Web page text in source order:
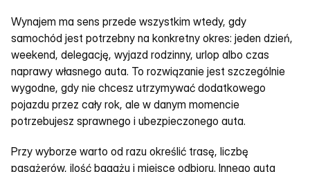
Wynajem ma sens przede wszystkim wtedy, gdy
samochód jest potrzebny na konkretny okres: jeden dzień,
weekend, delegację, wyjazd rodzinny, urlop albo czas
naprawy własnego auta. To rozwiązanie jest szczególnie
wygodne, gdy nie chcesz utrzymywać dodatkowego
pojazdu przez cały rok, ale w danym momencie
potrzebujesz sprawnego i ubezpieczonego auta.
Przy wyborze warto od razu określić trasę, liczbę
pasażerów, ilość bagażu i miejsce odbioru. Innego auta